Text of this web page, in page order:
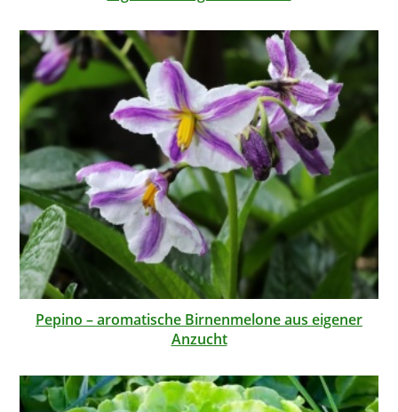
Pepino – aromatische Birnenmelone aus eigener
Anzucht